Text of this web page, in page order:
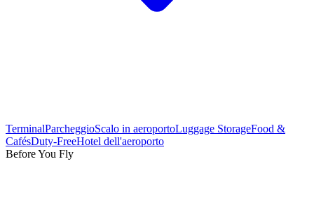
TerminalParcheggioScalo in aeroportoLuggage StorageFood &
CafésDuty-FreeHotel dell'aeroporto
Before You Fly